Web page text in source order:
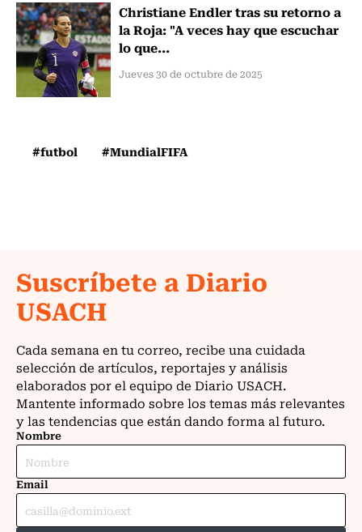
Christiane Endler tras su retorno a
la Roja: "A veces hay que escuchar
lo que...
Jueves 30 de octubre de 2025
#futbol #MundialFIFA